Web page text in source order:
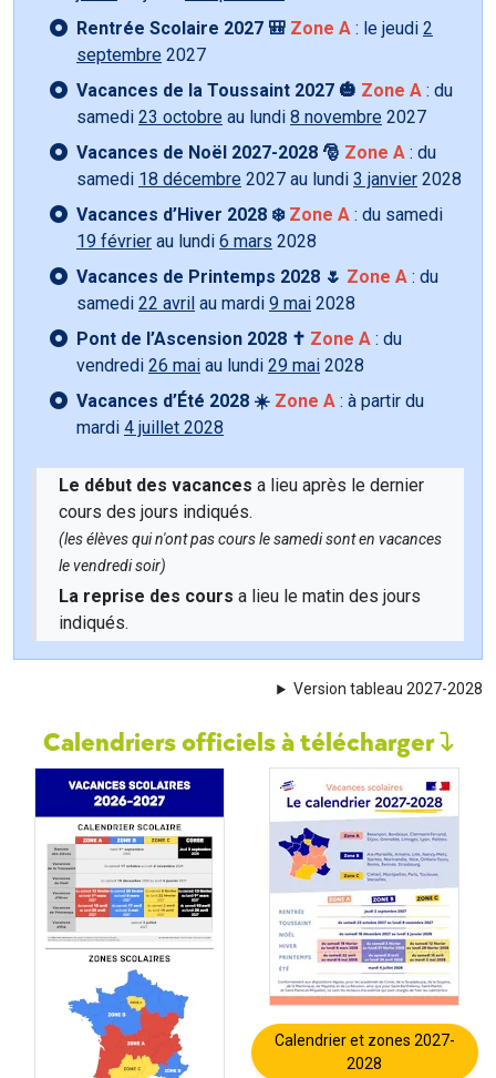
Rentrée Scolaire 2027 🎒 Zone A : le jeudi 2
septembre 2027
Vacances de la Toussaint 2027 🎃 Zone A : du
samedi 23 octobre au lundi 8 novembre 2027
Vacances de Noël 2027-2028 🎅 Zone A : du
samedi 18 décembre 2027 au lundi 3 janvier 2028
Vacances d’Hiver 2028 ❄️ Zone A : du samedi
19 février au lundi 6 mars 2028
Vacances de Printemps 2028 🌷 Zone A : du
samedi 22 avril au mardi 9 mai 2028
Pont de l’Ascension 2028 ✝️ Zone A : du
vendredi 26 mai au lundi 29 mai 2028
Vacances d’Été 2028 ☀️ Zone A : à partir du
mardi 4 juillet 2028
Le début des vacances a lieu après le dernier
cours des jours indiqués.
(les élèves qui n'ont pas cours le samedi sont en vacances
le vendredi soir)
La reprise des cours a lieu le matin des jours
indiqués.
Version tableau 2027-2028
Calendriers officiels à télécharger
Calendrier et zones 2027-
2028